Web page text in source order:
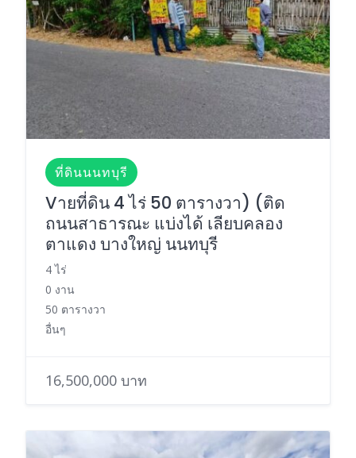
ที่ดินนนทบุรี
Vายที่ดิน 4 ไร่ 50 ตารางวา) (ติด
ถนนสาธารณะ แบ่งได้ เลียบคลอง
ตาแดง บางใหญ่ นนทบุรี
4 ไร่
0 งาน
50 ตารางวา
อื่นๆ
16,500,000 บาท